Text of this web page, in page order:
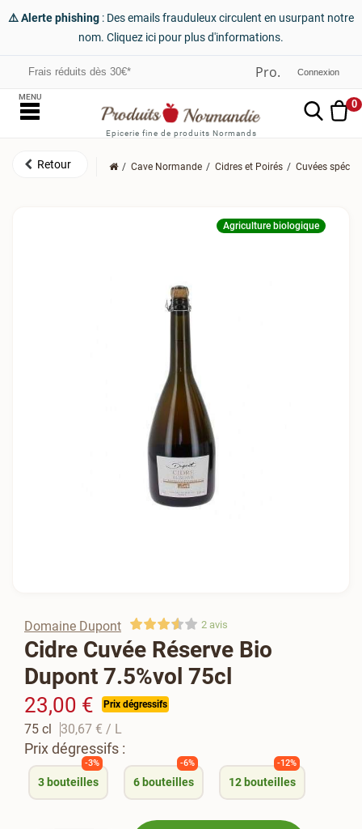
⚠️ Alerte phishing : Des emails frauduleux circulent en usurpant notre
nom. Cliquez ici pour plus d'informations.
Frais réduits dès 30€* Connexion
Epicerie fine de produits Normands
0
MENU
Cave Normande Cidres et Poirés Cuvées
Agriculture biologique
Domaine Dupont 2avis
Cidre Cuvée Réserve Bio
Dupont 7.5%vol 75cl
23,00 € Prix dégressifs
75 cl 30,67 € / L
Prix dégressifs :
3 bouteilles
-3%
6 bouteilles
-6%
12 bouteilles
-12%